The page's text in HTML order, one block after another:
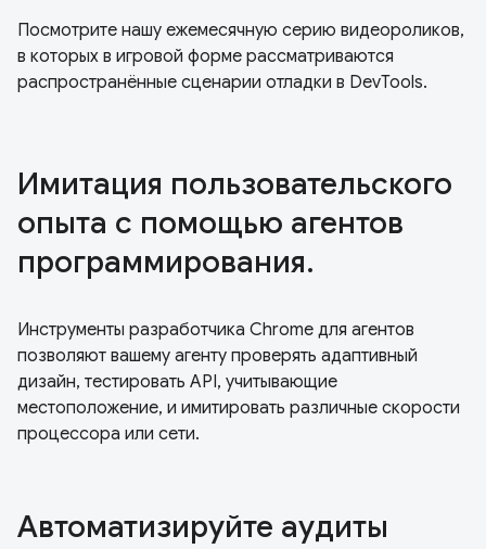
Посмотрите нашу ежемесячную серию видеороликов,
в которых в игровой форме рассматриваются
распространённые сценарии отладки в DevTools.
Имитация пользовательского
опыта с помощью агентов
программирования.
Инструменты разработчика Chrome для агентов
позволяют вашему агенту проверять адаптивный
дизайн, тестировать API, учитывающие
местоположение, и имитировать различные скорости
процессора или сети.
Автоматизируйте аудиты